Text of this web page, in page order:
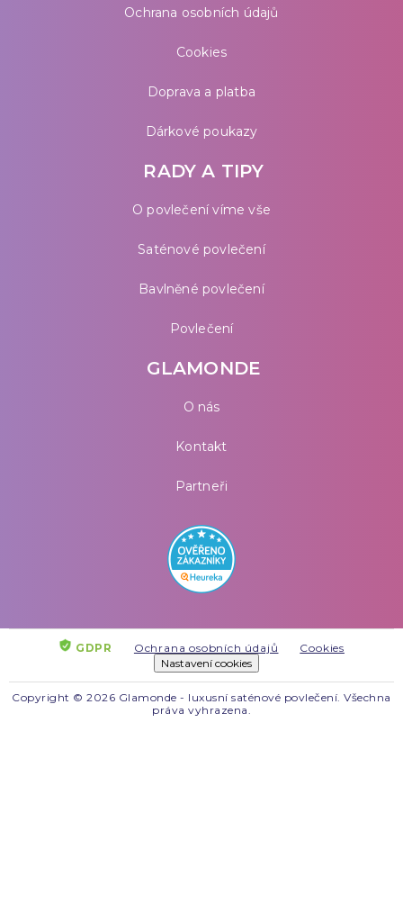
Ochrana osobních údajů
Cookies
Doprava a platba
Dárkové poukazy
RADY A TIPY
O povlečení víme vše
Saténové povlečení
Bavlněné povlečení
Povlečení
GLAMONDE
O nás
Kontakt
Partneři
GDPR Ochrana osobních údajů
Cookies
Nastavení cookies
Copyright © 2026 Glamonde - luxusní saténové povlečení. Všechna
práva vyhrazena.